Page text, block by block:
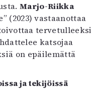
Marjo-Riikka
(2023) vastaanottaa
tervetulleeksi
katsojaa
on epäilemättä
ja tekijöissä